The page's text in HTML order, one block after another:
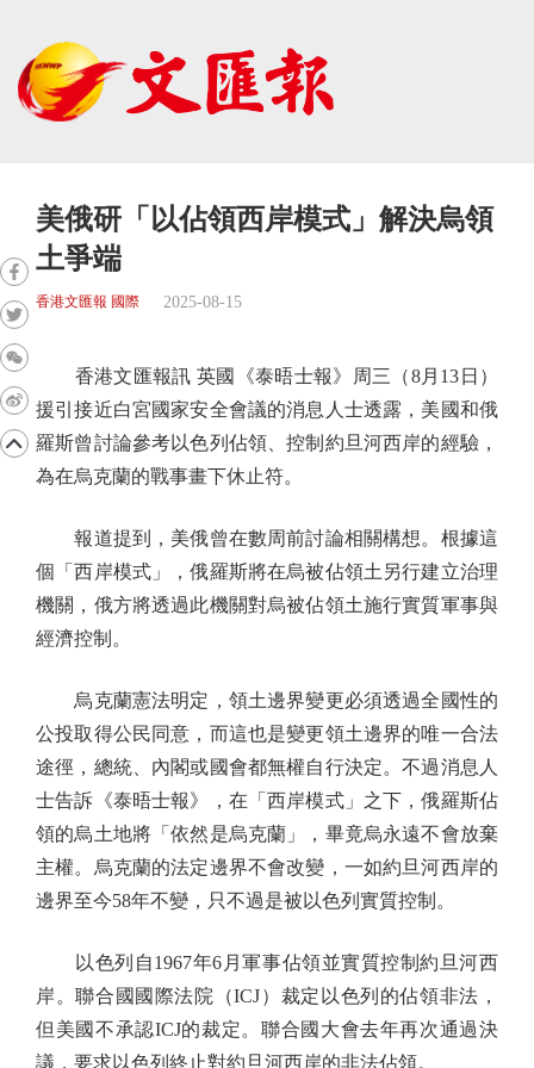
美俄研「以佔領西岸模式」解決烏領
土爭端
香港文匯報 國際 2025-08-15
香港文匯報訊 英國《泰晤士報》周三（8月13日）
援引接近白宮國家安全會議的消息人士透露，美國和俄
羅斯曾討論參考以色列佔領、控制約旦河西岸的經驗，
為在烏克蘭的戰事畫下休止符。
報道提到，美俄曾在數周前討論相關構想。根據這
個「西岸模式」，俄羅斯將在烏被佔領土另行建立治理
機關，俄方將透過此機關對烏被佔領土施行實質軍事與
經濟控制。
烏克蘭憲法明定，領土邊界變更必須透過全國性的
公投取得公民同意，而這也是變更領土邊界的唯一合法
途徑，總統、內閣或國會都無權自行決定。不過消息人
士告訴《泰晤士報》，在「西岸模式」之下，俄羅斯佔
領的烏土地將「依然是烏克蘭」，畢竟烏永遠不會放棄
主權。烏克蘭的法定邊界不會改變，一如約旦河西岸的
邊界至今58年不變，只不過是被以色列實質控制。
以色列自1967年6月軍事佔領並實質控制約旦河西
岸。聯合國國際法院（ICJ）裁定以色列的佔領非法，
但美國不承認ICJ的裁定。聯合國大會去年再次通過決
議，要求以色列終止對約旦河西岸的非法佔領。